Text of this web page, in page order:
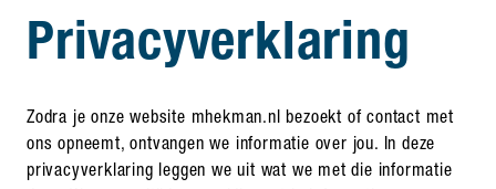
Privacyverklaring
Zodra je onze website mhekman.nl bezoekt of contact met
ons opneemt, ontvangen we informatie over jou. In deze
privacyverklaring leggen we uit wat we met die informatie